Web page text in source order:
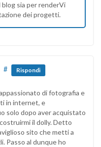
blog sia per renderVi
dei progetti.
# Rispondi
di fotografia e
in internet, e
solo dopo aver acquistato
il dolly. Detto
sito che metti a
Passo al dunque ho